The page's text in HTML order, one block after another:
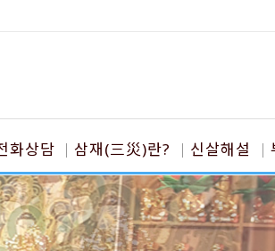
화상담 삼재(三災)란? 신살해설